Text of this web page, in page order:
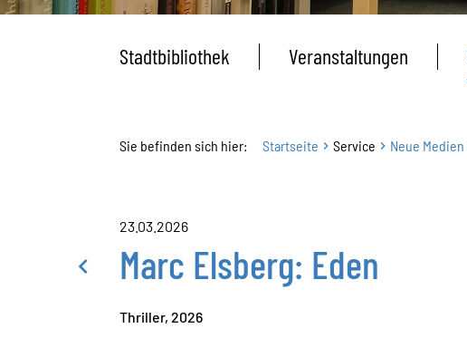
Stadtbibliothek Veranstaltungen
Sie befinden sich hier: Startseite Service Neue Medien
23.03.2026
Marc Elsberg: Eden
Thriller, 2026